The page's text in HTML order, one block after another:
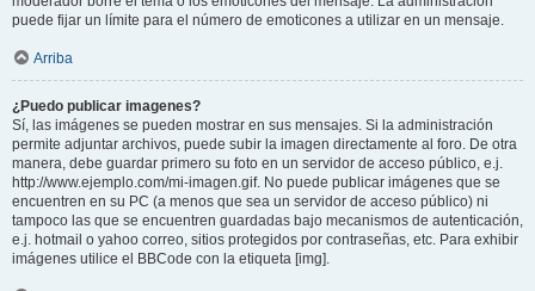
puede fijar un límite para el número de emoticones a utilizar en un mensaje.
Arriba
¿Puedo publicar imagenes?
Sí, las imágenes se pueden mostrar en sus mensajes. Si la administración
permite adjuntar archivos, puede subir la imagen directamente al foro. De otra
manera, debe guardar primero su foto en un servidor de acceso público, e.j.
http://www.ejemplo.com/mi-imagen.gif. No puede publicar imágenes que se
encuentren en su PC (a menos que sea un servidor de acceso público) ni
tampoco las que se encuentren guardadas bajo mecanismos de autenticación,
e.j. hotmail o yahoo correo, sitios protegidos por contraseñas, etc. Para exhibir
imágenes utilice el BBCode con la etiqueta [img].